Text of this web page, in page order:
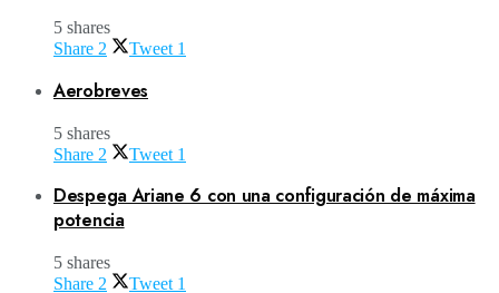
5 shares
Share 2 Tweet 1
Aerobreves
5 shares
Share 2 Tweet 1
Despega Ariane 6 con una configuración de máxima
potencia
5 shares
Share 2 Tweet 1